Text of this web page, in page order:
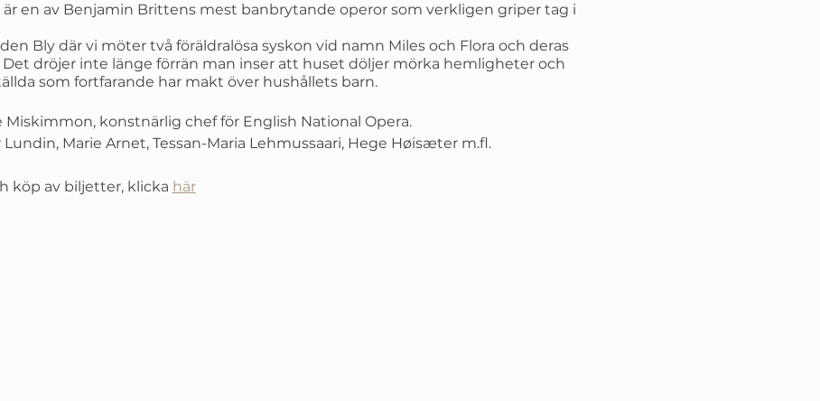
är en av Benjamin Brittens mest banbrytande operor som verkligen griper tag i
Bly där vi möter två föräldralösa syskon vid namn Miles och Flora och deras
dröjer inte länge förrän man inser att huset döljer mörka hemligheter och
som fortfarande har makt över hushållets barn.
Miskimmon, konstnärlig chef för English National Opera.
Marie Arnet, Tessan-Maria Lehmussaari, Hege Høisæter m.fl.
köp av biljetter, klicka här